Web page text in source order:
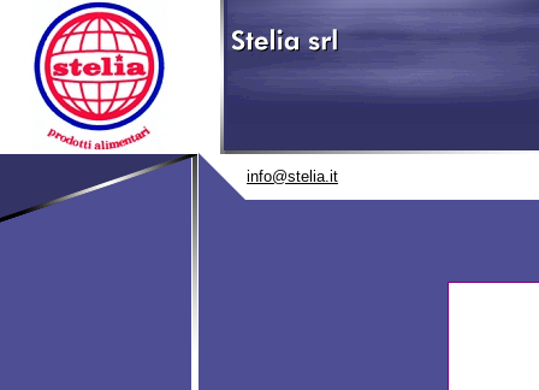
info@stelia.it